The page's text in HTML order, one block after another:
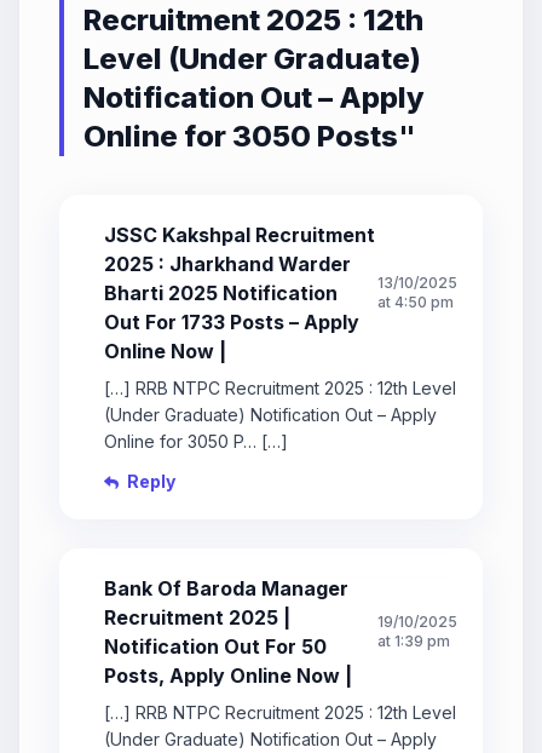
Recruitment 2025 : 12th
Level (Under Graduate)
Notification Out – Apply
Online for 3050 Posts"
JSSC Kakshpal Recruitment
2025 : Jharkhand Warder
Bharti 2025 Notification
Out For 1733 Posts – Apply
Online Now |
13/10/2025
at 4:50 pm
[…] RRB NTPC Recruitment 2025 : 12th Level
(Under Graduate) Notification Out – Apply
Online for 3050 P… […]
Reply
Bank Of Baroda Manager
Recruitment 2025 |
Notification Out For 50
Posts, Apply Online Now |
19/10/2025
at 1:39 pm
[…] RRB NTPC Recruitment 2025 : 12th Level
(Under Graduate) Notification Out – Apply